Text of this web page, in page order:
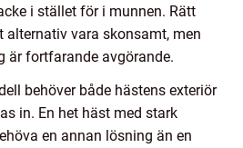
i stället för i munnen. Rätt
alternativ vara skonsamt, men
är fortfarande avgörande.
behöver både hästens exteriör
in. En het häst med stark
en annan lösning än en